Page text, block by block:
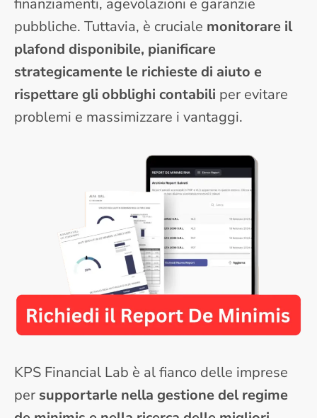
pubbliche. Tuttavia, è cruciale monitorare il
plafond disponibile, pianificare
strategicamente le richieste di aiuto e
rispettare gli obblighi contabili per evitare
problemi e massimizzare i vantaggi.
KPS Financial Lab è al fianco delle imprese
per supportarle nella gestione del regime